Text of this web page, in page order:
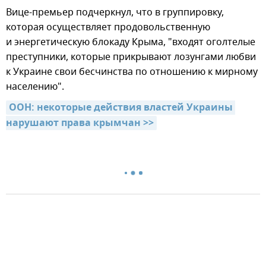
Вице-премьер подчеркнул, что в группировку,
которая осуществляет продовольственную
и энергетическую блокаду Крыма, "входят оголтелые
преступники, которые прикрывают лозунгами любви
к Украине свои бесчинства по отношению к мирному
населению".
ООН: некоторые действия властей Украины
нарушают права крымчан >>